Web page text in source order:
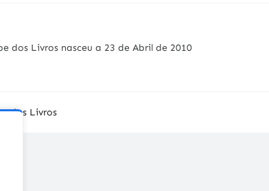
dos Livros nasceu a 23 de Abril de 2010
dos Livros